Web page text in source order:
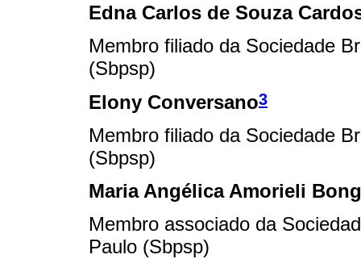
Edna Carlos de Souza
Membro filiado da Sociedade
(Sbpsp)
Elony Conversano3
Membro filiado da Sociedade
(Sbpsp)
Maria Angélica Amorieli
Membro associado da
Paulo (Sbpsp)